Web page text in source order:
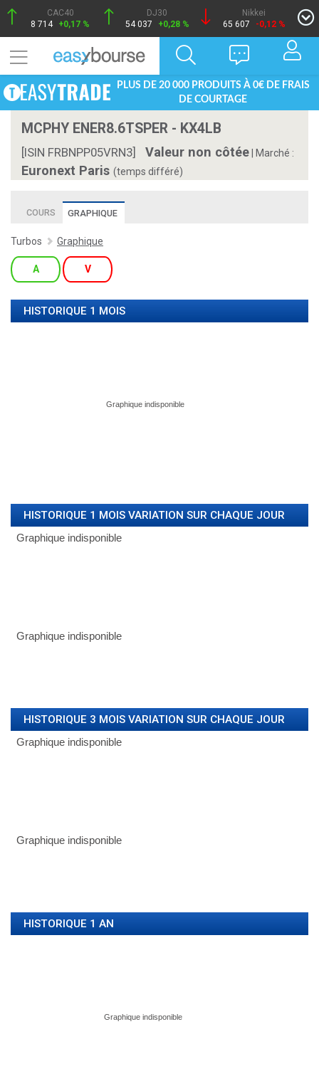
CAC40
8 714 +0,17 %
DJ30
54 037
+0,28 %
Nikkei
65 607
-0,12 %
PLUS DE 20 000 PRODUITS À 0€ DE FRAIS
DE COURTAGE
MCPHY ENER8.6TSPER - KX4LB
[ISIN FRBNPP05VRN3] Valeur non côtée Marché :
Euronext Paris (temps différé)
COURS GRAPHIQUE
Turbos Graphique
A V
HISTORIQUE 1 MOIS
HISTORIQUE 1 MOIS VARIATION SUR CHAQUE JOUR
HISTORIQUE 3 MOIS VARIATION SUR CHAQUE JOUR
HISTORIQUE 1 AN